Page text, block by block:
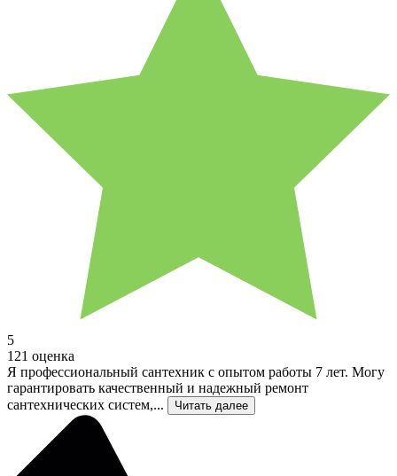
5
121 оценка
Я профессиональный сантехник с опытом работы 7 лет. Могу
гарантировать качественный и надежный ремонт
сантехнических систем,...
Читать далее